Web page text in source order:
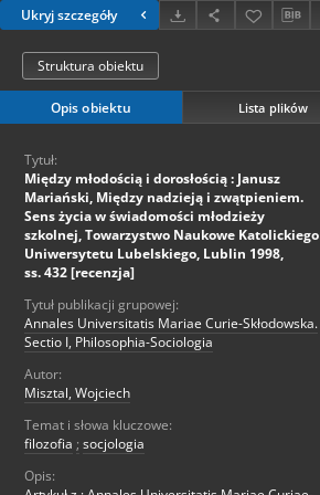
Ukryj szczegóły
Struktura obiektu
Opis obiektu Lista plików
Tytuł:
Między młodością i dorosłością : Janusz
Mariański, Między nadzieją i zwątpieniem.
Sens życia w świadomości młodzieży
szkolnej, Towarzystwo Naukowe Katolickiego
Uniwersytetu Lubelskiego, Lublin 1998,
ss. 432 [recenzja]
Tytuł publikacji grupowej:
Annales Universitatis Mariae Curie-Skłodowska.
Sectio I, Philosophia-Sociologia
Autor:
Misztal, Wojciech
Temat i słowa kluczowe:
filozofia ; socjologia
Opis: